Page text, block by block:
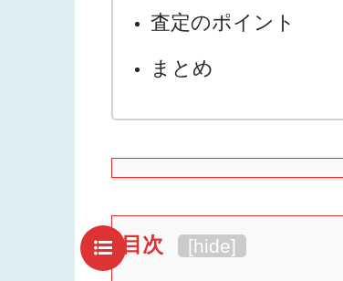
査定のポイント
まとめ
目次 [hide]